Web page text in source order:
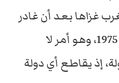
غزاها بعد أن غادر
المستعمرون الإسبان في عام 1975، وهو أمر لا
إذ يقاطع أي دولة